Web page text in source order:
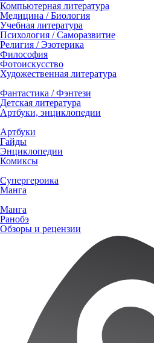
Компьютерная литература
Медицина / Биология
Учебная литература
Психология / Саморазвитие
Религия / Эзотерика
Философия
Фотоискусство
Художественная литература
Фантастика / Фэнтези
Детская литература
Артбуки, энциклопедии
Артбуки
Гайды
Энциклопедии
Комиксы
Супергероика
Манга
Манга
Ранобэ
Обзоры и рецензии